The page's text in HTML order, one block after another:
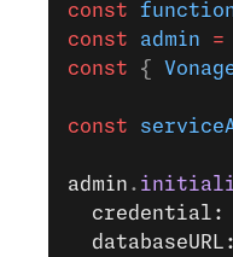
const
const admin =
const {
const
admin .
credential: